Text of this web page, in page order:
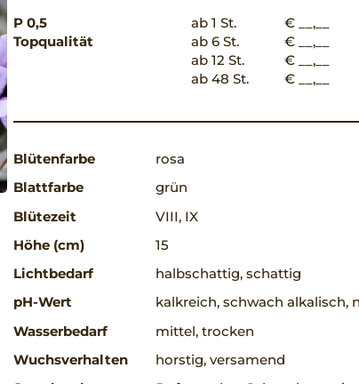
P 0,5
Topqualität
ab 1 St.
€ __,__
ab 6 St.
€ __,__
ab 12 St.
€ __,__
ab 48 St.
€ __,__
Blütenfarbe
rosa
Blattfarbe
grün
Blütezeit
VIII, IX
Höhe (cm)
15
Lichtbedarf
halbschattig, schattig
pH-Wert
kalkreich, schwach alkalisch,
Wasserbedarf
mittel, trocken
Wuchsverhalten
horstig, versamend